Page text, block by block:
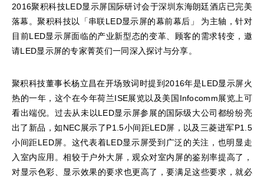
2016聚积科技LED显示屏国际研讨会于深圳东海朗廷酒店已完美
落幕。聚积科技以「串联LED显示屏的幕前幕后」 为主轴，针对
目前LED显示屏面临的产业新型态的变革、顾客的需求转变，邀
请LED显示屏的专家菁英们一同深入探讨与分享。
聚积科技董事长杨立昌在开场致词时提到2016年是LED显示屏火
热的一年，这个在今年荷兰ISE展览以及美国Infocomm展览上可
看出端倪。过去从未以LED显示屏参展的国际级大公司都纷纷亮
出了新品，如NEC展示了P1.5小间距LED屏，以及三菱进军P1.5
小间距LED屏。这代表着LED显示屏受到广泛的关注，也明显走
入室内应用。相较于户外大屏，观众对室内屏的鉴别率提高了，
对显示色彩、显示效果的要求也更高了，要满足这些要求，就必